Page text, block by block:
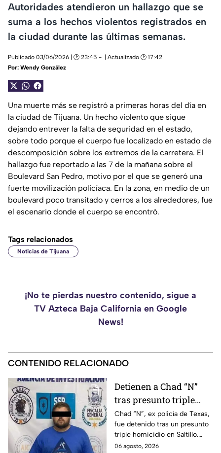
Autoridades atendieron un hallazgo que se
suma a los hechos violentos registrados en
la ciudad durante las últimas semanas.
Publicado 03/06/2026 | 🕑 23:45
| Actualizado 🕑 17:42
Por: Wendy González
Una muerte más se registró a primeras horas del día en
la ciudad de Tijuana. Un hecho violento que sigue
dejando entrever la falta de seguridad en el estado,
sobre todo porque el cuerpo fue localizado en estado de
descomposición sobre los extremos de la carretera. El
hallazgo fue reportado a las 7 de la mañana sobre el
Boulevard San Pedro, motivo por el que se generó una
fuerte movilización policíaca. En la zona, en medio de un
boulevard poco transitado y cerros a los alrededores, fue
el escenario donde el cuerpo se encontró.
Tags relacionados
Noticias de Tijuana
¡No te pierdas nuestro contenido, sigue a
TV Azteca Baja California en Google
News!
CONTENIDO RELACIONADO
Detienen a Chad “N”
tras presunto triple
homicidio e intento de
llevarse a su hijo a
Estados Unidos
Chad “N”, ex policía de Texas,
fue detenido tras un presunto
triple homicidio en Saltillo.
También habría intentado
06 agosto, 2026